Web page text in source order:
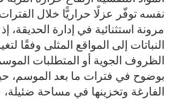
نفسه توفّر عزلًا حراريًّا خلال الفترات
مرونة استثنائية في إدارة الحديقة،
النباتات إلى المواقع المثلى وفقًا
الظروف الجوية أو المتطلبات
بوضوح في فترات ما بعد الموسم،
الفارغة وتخزينها في مساحة